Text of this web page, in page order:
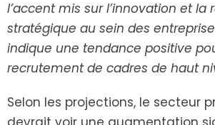
l’accent mis sur l’innovation et la
stratégique au sein des
indique une tendance positive
recrutement de cadres de haut
Selon les projections, le secteur